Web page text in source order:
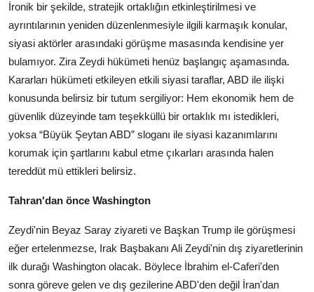
İronik bir şekilde, stratejik ortaklığın etkinleştirilmesi ve
ayrıntılarının yeniden düzenlenmesiyle ilgili karmaşık konular,
siyasi aktörler arasındaki görüşme masasında kendisine yer
bulamıyor. Zira Zeydi hükümeti henüz başlangıç ​​aşamasında.
Kararları hükümeti etkileyen etkili siyasi taraflar, ABD ile ilişki
konusunda belirsiz bir tutum sergiliyor: Hem ekonomik hem de
güvenlik düzeyinde tam teşekküllü bir ortaklık mı istedikleri,
yoksa “Büyük Şeytan ABD” sloganı ile siyasi kazanımlarını
korumak için şartlarını kabul etme çıkarları arasında halen
tereddüt mü ettikleri belirsiz.
Tahran'dan önce Washington
Zeydi'nin Beyaz Saray ziyareti ve Başkan Trump ile görüşmesi
eğer ertelenmezse, Irak Başbakanı Ali Zeydi'nin dış ziyaretlerinin
ilk durağı Washington olacak. Böylece İbrahim el-Caferi'den
sonra göreve gelen ve dış gezilerine ABD'den değil İran'dan